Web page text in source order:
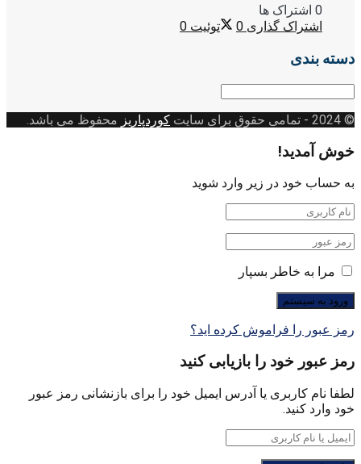
0 اشتراک ها
اشتراک گذاری 0 توئیت 0
دسته بندی
دسته
© 2024
- تمامی حقوق برای سایت کوردپاریز محفوظ می باشد.
خوش آمدید!
به حساب خود در زیر وارد شوید
مرا به خاطر بسپار
رمز عبور را فراموش کرده اید؟
رمز عبور خود را بازیابی کنید
لطفا نام کاربری یا آدرس ایمیل خود را برای بازنشانی رمز عبور
خود وارد کنید.